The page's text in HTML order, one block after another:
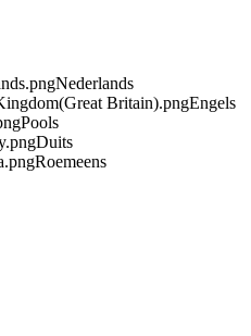
Nederlands
Engels
Pools
Duits
Roemeens